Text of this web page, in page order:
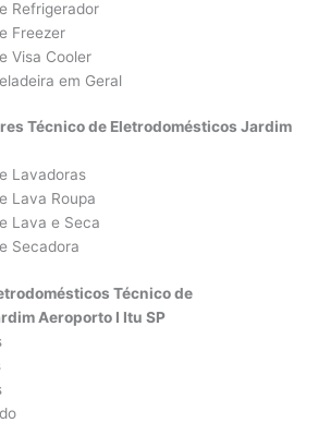
Refrigerador
Freezer
Visa Cooler
em Geral
Técnico de Eletrodomésticos Jardim
Lavadoras
Lava Roupa
Lava e Seca
Secadora
Técnico de
Aeroporto I Itu SP